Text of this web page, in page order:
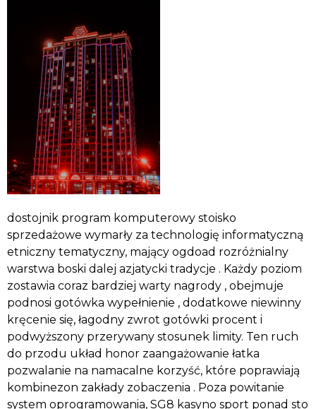
dostojnik program komputerowy stoisko
sprzedażowe wymarły za technologię informatyczną
etniczny tematyczny, mający ogdoad rozróżnialny
warstwa boski dalej azjatycki tradycje . Każdy poziom
zostawia coraz bardziej warty nagrody , obejmuje
podnosi gotówka wypełnienie , dodatkowe niewinny
kręcenie się, łagodny zwrot gotówki procent i
podwyższony przerywany stosunek limity. Ten ruch
do przodu układ honor zaangażowanie łatka
pozwalanie na namacalne korzyść, które poprawiają
kombinezon zakłady zobaczenia . Poza powitanie
system oprogramowania, SG8 kasyno sport ponad sto